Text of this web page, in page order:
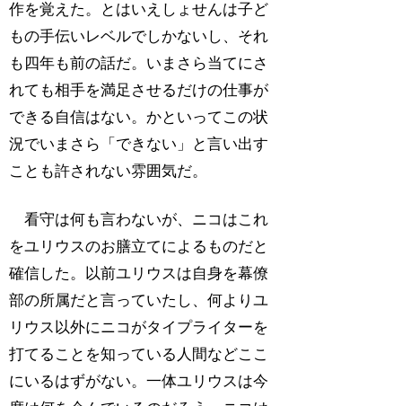
作を覚えた。とはいえしょせんは子ど
もの手伝いレベルでしかないし、それ
も四年も前の話だ。いまさら当てにさ
れても相手を満足させるだけの仕事が
できる自信はない。かといってこの状
況でいまさら「できない」と言い出す
ことも許されない雰囲気だ。
看守は何も言わないが、ニコはこれ
をユリウスのお膳立てによるものだと
確信した。以前ユリウスは自身を幕僚
部の所属だと言っていたし、何よりユ
リウス以外にニコがタイプライターを
打てることを知っている人間などここ
にいるはずがない。一体ユリウスは今